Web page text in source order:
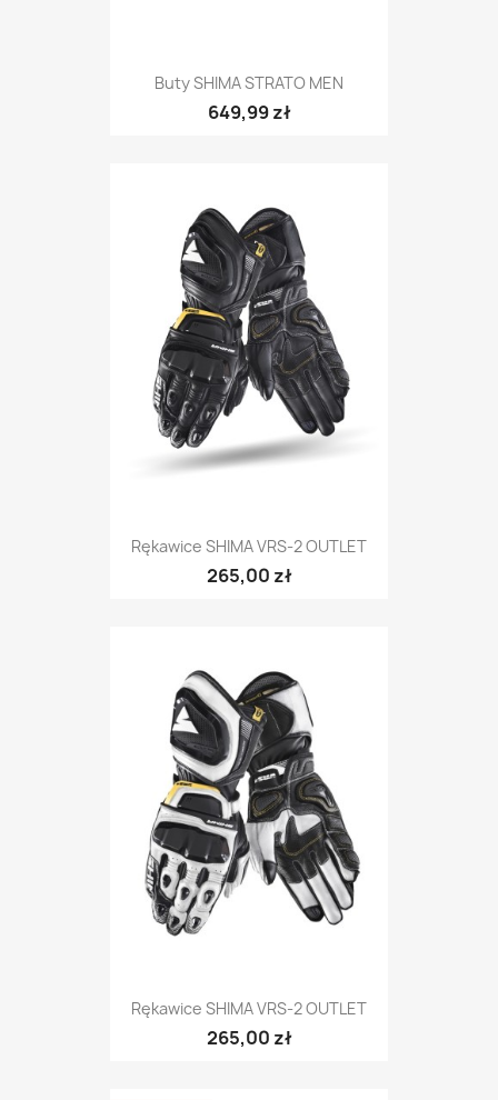
Buty SHIMA STRATO MEN
649,99 zł
Rękawice SHIMA VRS-2 OUTLET
265,00 zł
Rękawice SHIMA VRS-2 OUTLET
265,00 zł